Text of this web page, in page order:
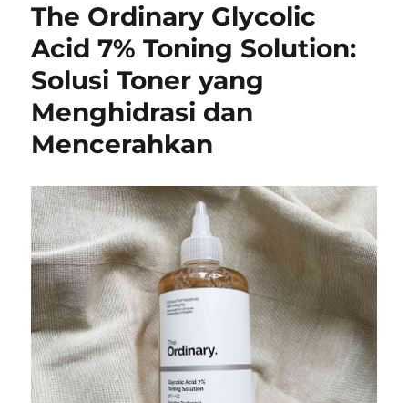
The Ordinary Glycolic
Acid 7% Toning Solution:
Solusi Toner yang
Menghidrasi dan
Mencerahkan